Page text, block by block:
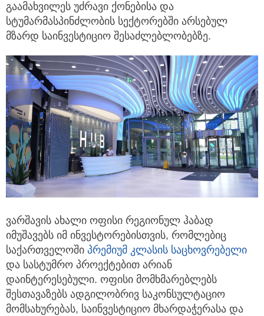
გაამახვილეს უძრავი ქონებისა და
სტუმარმასპინძლობის სექტორებში არსებულ
მზარდ საინვესტიციო შესაძლებლობებზე.
ვარშავის ახალი ოფისი რეგიონულ ჰაბად
იმუშავებს იმ ინვესტორებისთვის, რომლებიც
საქართველოში პრემიუმ კლასის საცხოვრებელი
და სასტუმრო პროექტებით არიან
დაინტერესებული. ოფისი მომხმარებლებს
შესთავაზებს ადგილობრივ საკონსულტაციო
მომსახურებას, საინვესტიციო მხარდაჭერასა და